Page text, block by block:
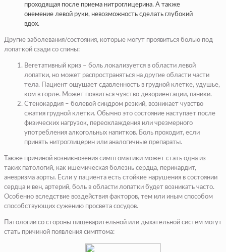
проходящая после приема нитроглицерина. А также
онемение левой руки, невозможность сделать глубокий
вдох.
Другие заболевания/состояния, которые могут проявиться болью под
лопаткой сзади со спины:
Вегетативный криз – боль локализуется в области левой
лопатки, но может распространяться на другие области части
тела. Пациент ощущает сдавленность в грудной клетке, удушье,
ком в горле. Может появиться чувство дезориентации, паники.
Стенокардия – болевой синдром резкий, возникает чувство
сжатия грудной клетки. Обычно это состояние наступает после
физических нагрузок, переохлаждения или чрезмерного
употребления алкогольных напитков. Боль проходит, если
принять нитроглицерин или аналогичные препараты.
Также причиной возникновения симптоматики может стать одна из
таких патологий, как ишемическая болезнь сердца, перикардит,
аневризма аорты. Если у пациента есть стойкие нарушения в состоянии
сердца и вен, артерий, боль в области лопатки будет возникать часто.
Особенно вследствие воздействия факторов, тем или иным способом
способствующих сужению просвета сосудов.
Патологии со стороны пищеварительной или дыхательной систем могут
стать причиной появления симптома: